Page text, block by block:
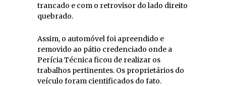
trancado e com o retrovisor do lado direito
quebrado.
Assim, o automóvel foi apreendido e
removido ao pátio credenciado onde a
Perícia Técnica ficou de realizar os
trabalhos pertinentes. Os proprietários do
veículo foram cientificados do fato.